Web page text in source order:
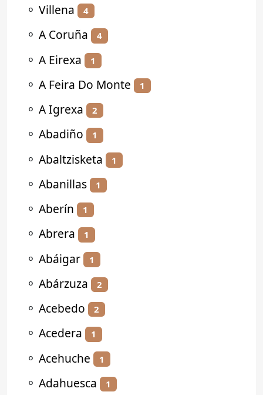
⚬ Villena 4
⚬ A Coruña 4
⚬ A Eirexa 1
⚬ A Feira Do Monte 1
⚬ A Igrexa 2
⚬ Abadiño 1
⚬ Abaltzisketa 1
⚬ Abanillas 1
⚬ Aberín 1
⚬ Abrera 1
⚬ Abáigar 1
⚬ Abárzuza 2
⚬ Acebedo 2
⚬ Acedera 1
⚬ Acehuche 1
⚬ Adahuesca 1